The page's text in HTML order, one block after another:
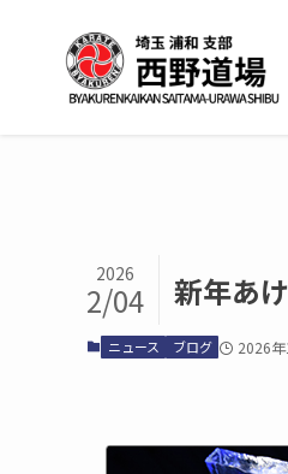
新年あ
2026
2/04
ニュース ブログ 2026